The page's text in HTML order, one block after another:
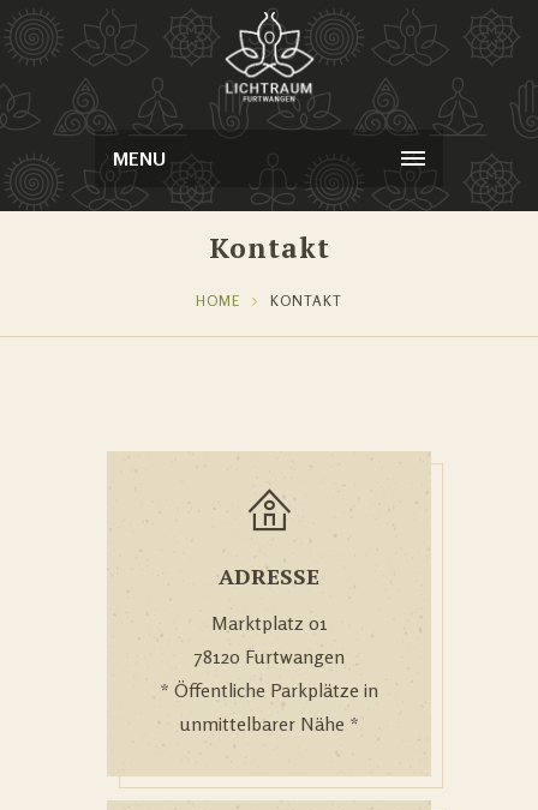
MENU
Kontakt
HOME KONTAKT
ADRESSE
Marktplatz 01
78120 Furtwangen
* Öffentliche Parkplätze in
unmittelbarer Nähe *